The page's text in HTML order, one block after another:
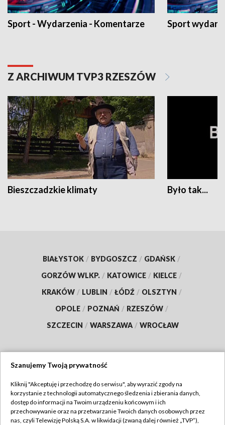
Sport - Wydarzenia - Komentarze Sport
Z ARCHIWUM TVP3 RZESZÓW
Bieszczadzkie klimaty Było tak...
BIAŁYSTOK / BYDGOSZCZ / GDAŃSK /
GORZÓW WLKP. / KATOWICE / KIELCE /
KRAKÓW / LUBLIN / ŁÓDŹ / OLSZTYN /
OPOLE / POZNAŃ / RZESZÓW /
SZCZECIN / WARSZAWA / WROCŁAW
TVP
Abonament TVP
Regulamin TVP
Szanujemy Twoją prywatność
Kliknij "Akceptuję i przechodzę do serwisu", aby wyrazić zgody na
korzystanie z technologii automatycznego śledzenia i zbierania danych,
dostęp do informacji na Twoim urządzeniu końcowym i ich
przechowywanie oraz na przetwarzanie Twoich danych osobowych przez
nas, czyli Telewizję Polską S.A. w likwidacji (zwaną dalej również „TVP”),